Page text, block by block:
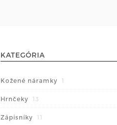
KATEGÓRIA
Kožené náramky 1
Hrnčeky 13
Zápisníky 11